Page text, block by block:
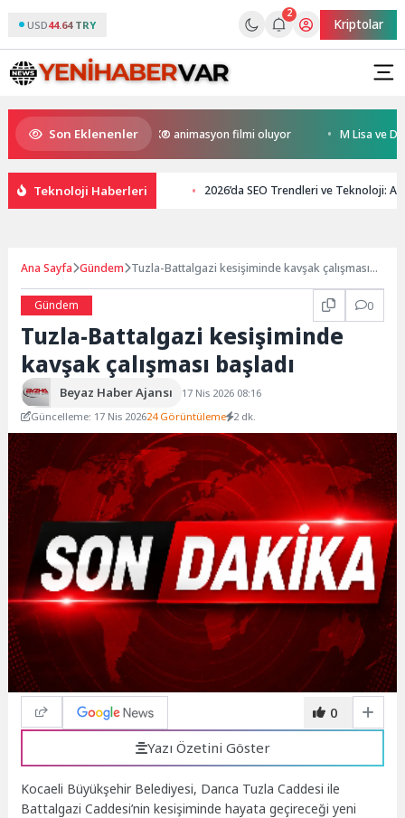
USD44.64 TRY
2
Kriptolar
Son Eklenenler
Kral Türkiye’nin ilk IMAX® animasyon filmi oluyor M Lisa ve Dolu
Teknoloji Haberleri 2026’da SEO Trendleri ve Teknoloji:
Ana Sayfa Gündem Tuzla-Battalgazi kesişiminde kavşak çalışması
Gündem
0
Tuzla-Battalgazi kesişiminde
kavşak çalışması başladı
Beyaz Haber Ajansı
17 Nis 2026 08:16
Güncelleme: 17 Nis 202624 Görüntüleme 2 dk.
0
Yazı Özetini Göster
Kocaeli Büyükşehir Belediyesi, Darıca Tuzla Caddesi ile
Battalgazi Caddesi’nin kesişiminde hayata geçireceği yeni